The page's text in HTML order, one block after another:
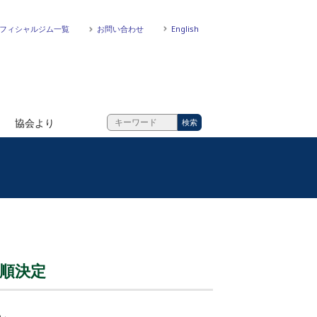
ィシャルジム一覧 お問い合わせ English
協会より
決定